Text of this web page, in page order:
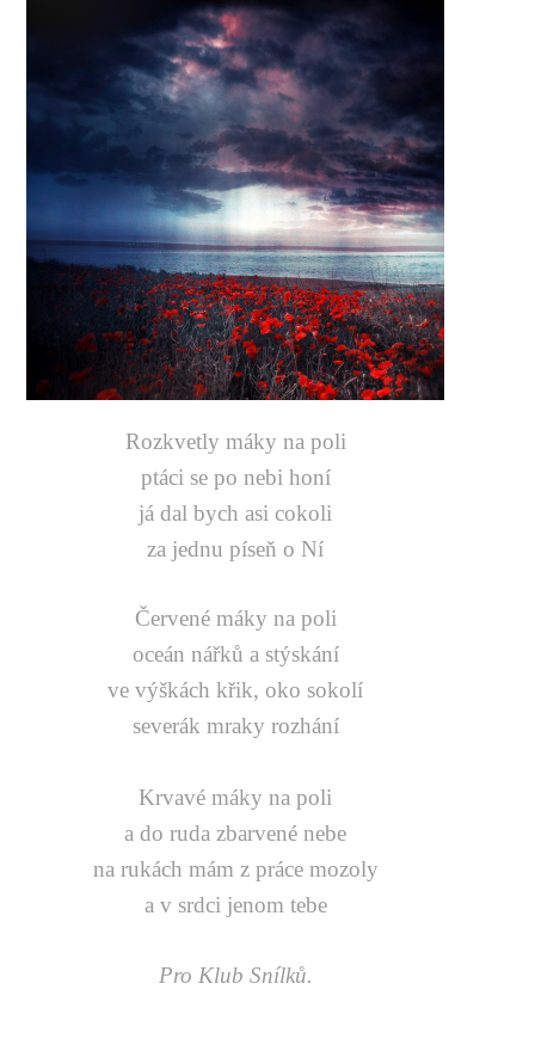
Rozkvetly máky na poli
ptáci se po nebi honí
já dal bych asi cokoli
za jednu píseň o Ní
Červené máky na poli
oceán nářků a stýskání
ve výškách křik, oko sokolí
severák mraky rozhání
Krvavé máky na poli
a do ruda zbarvené nebe
na rukách mám z práce mozoly
a v srdci jenom tebe
Pro Klub Snílků.